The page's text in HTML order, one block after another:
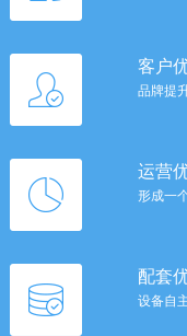
客户
品牌提
运营
形成一
配套
设备自